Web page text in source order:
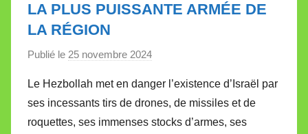
LA PLUS PUISSANTE ARMÉE DE
LA RÉGION
Publié le 25 novembre 2024
r
M
i
Le Hezbollah met en danger l’existence d’Israël par
ses incessants tirs de drones, de missiles et de
roquettes, ses immenses stocks d’armes, ses